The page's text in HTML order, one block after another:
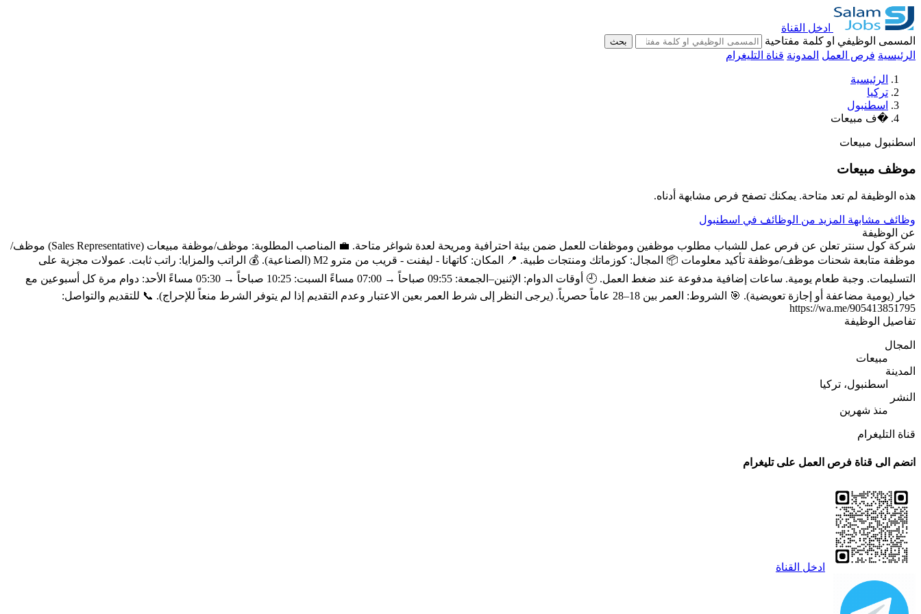
ادخل القناة
المسمى الوظيفي او كلمة مفتاحية
بحث
الرئيسية فرص العمل المدونة قناة التليغرام
الرئيسية
تركيا
اسطنبول
�ف مبيعات
اسطنبول مبيعات
موظف مبيعات
هذه الوظيفة لم تعد متاحة. يمكنك تصفح فرص مشابهة أدناه.
وظائف مشابهة المزيد من الوظائف في اسطنبول
عن الوظيفة
شركة كول سنتر تعلن عن فرص عمل للشباب مطلوب موظفين وموظفات للعمل ضمن بيئة احترافية ومريحة لعدة شواغر متاحة. 💼 المناصب المطلوبة: موظف/موظفة مبيعات (Sales Representative) موظف/
موظفة متابعة شحنات موظف/موظفة تأكيد معلومات 📦 المجال: كوزماتك ومنتجات طبية. 📍 المكان: كاتهانا - ليفنت - قريب من مترو M2 (الصناعية). 💰 الراتب والمزايا: راتب ثابت. عمولات مجزية على
التسليمات. وجبة طعام يومية. ساعات إضافية مدفوعة عند ضغط العمل. 🕘 أوقات الدوام: الإثنين–الجمعة: 09:55 صباحاً → 07:00 مساءً السبت: 10:25 صباحاً → 05:30 مساءً الأحد: دوام مرة كل أسبوعين مع
خيار (يومية مضاعفة أو إجازة تعويضية). 🎯 الشروط: العمر بين 18–28 عاماً حصرياً. (يرجى النظر إلى شرط العمر بعين الاعتبار وعدم التقديم إذا لم يتوفر الشرط منعاً للإحراج). 📞 للتقديم والتواصل:
https://wa.me/905413851795
تفاصيل الوظيفة
المجال
مبيعات
المدينة
اسطنبول، تركيا
النشر
منذ شهرين
قناة التليغرام
انضم الى قناة فرص العمل على تليغرام
ادخل القناة